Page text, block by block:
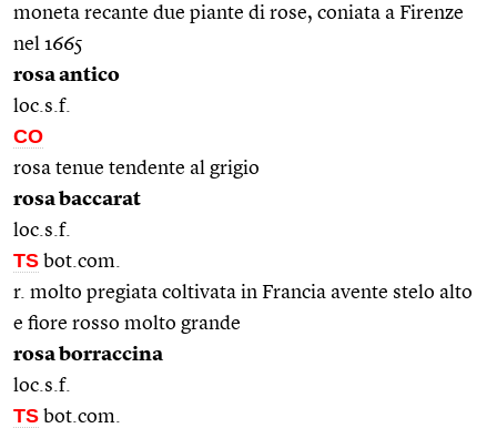
moneta recante due piante di rose, coniata a Firenze
nel 1665
rosa antico
loc.s.f.
CO
rosa tenue tendente al grigio
rosa baccarat
loc.s.f.
TS bot.com.
r. molto pregiata coltivata in Francia avente stelo alto
e fiore rosso molto grande
rosa borraccina
loc.s.f.
TS bot.com.